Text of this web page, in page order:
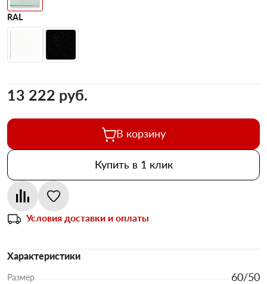
RAL
13 222 pуб.
В корзину
Купить в 1 клик
Условия доставки и оплаты
Характеристики
Размер 60/50